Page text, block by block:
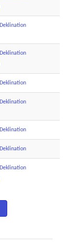
Deklination
Deklination
Deklination
Deklination
Deklination
Deklination
Deklination